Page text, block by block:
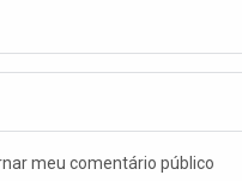
meu comentário público